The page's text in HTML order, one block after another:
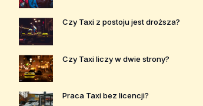
Czy Taxi z postoju jest droższa?
Czy Taxi liczy w dwie strony?
Praca Taxi bez licencji?